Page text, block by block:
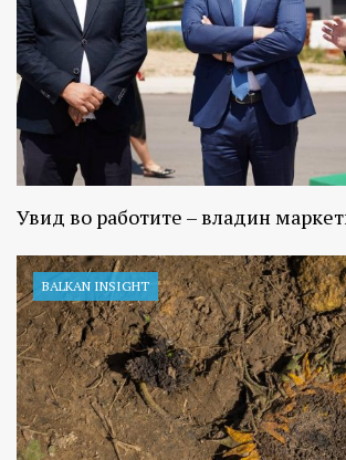
Увид во работите – владин
BALKAN INSIGHT